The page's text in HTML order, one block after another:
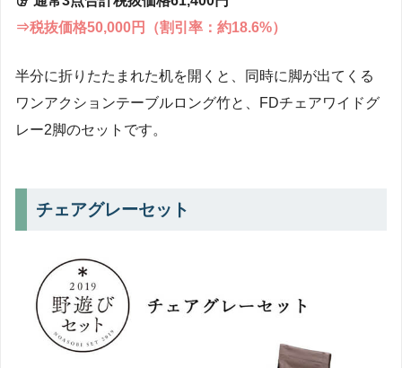
⇒税抜価格50,000円（割引率：約18.6%）
半分に折りたたまれた机を開くと、同時に脚が出てくる
ワンアクションテーブルロング竹と、FDチェアワイドグ
レー2脚のセットです。
チェアグレーセット